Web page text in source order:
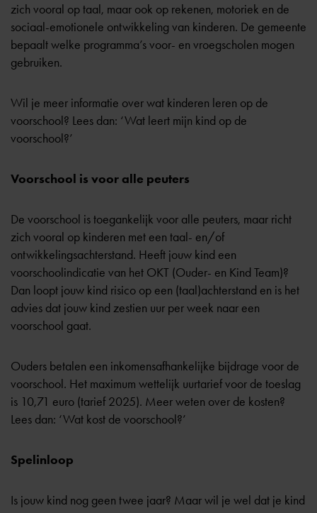
zich vooral op taal, maar ook op rekenen, motoriek en de
sociaal-emotionele ontwikkeling van kinderen. De gemeente
bepaalt welke programma’s voor- en vroegscholen mogen
gebruiken.
Wil je meer informatie over wat kinderen leren op de
voorschool? Lees dan: ‘Wat leert mijn kind op de
voorschool?’
Voorschool is voor alle peuters
De voorschool is toegankelijk voor alle peuters, maar richt
zich vooral op kinderen met een taal- en/of
ontwikkelingsachterstand. Heeft jouw kind een
voorschoolindicatie van het OKT (Ouder- en Kind Team)?
Dan loopt jouw kind risico op een (taal)achterstand en is het
advies dat jouw kind zestien uur per week naar een
voorschool gaat.
Ouders betalen een inkomensafhankelijke bijdrage voor de
voorschool. Het maximum wettelijk uurtarief voor de toeslag
is 10,71 euro (tarief 2025). Meer weten over de kosten?
Lees dan: ‘Wat kost de voorschool?’
Spelinloop
Is jouw kind nog geen twee jaar? Maar wil je wel dat je kind